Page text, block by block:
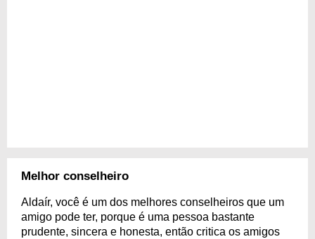
Melhor conselheiro
Aldaír, você é um dos melhores conselheiros que um
amigo pode ter, porque é uma pessoa bastante
prudente, sincera e honesta, então critica os amigos